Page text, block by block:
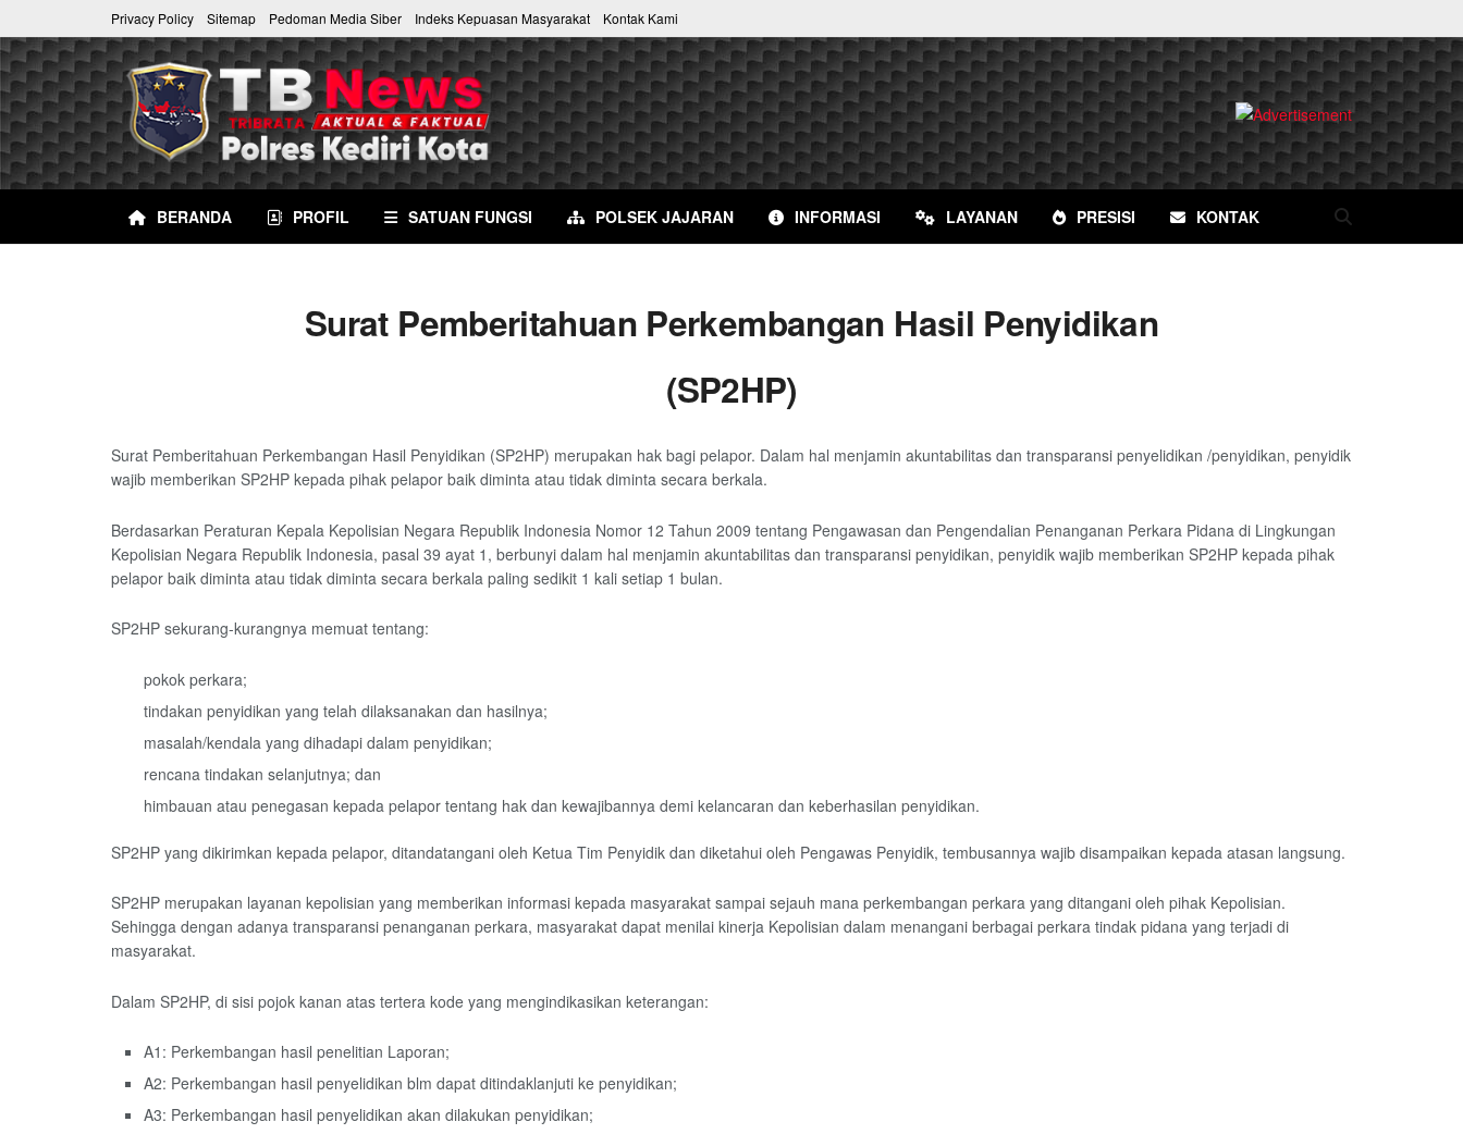
Privacy Policy Sitemap Pedoman Media Siber Indeks Kepuasan Masyarakat Kontak Kami
BERANDA PROFIL SATUAN FUNGSI POLSEK JAJARAN INFORMASI LAYANAN PRESISI KONTAK
Surat Pemberitahuan Perkembangan Hasil Penyidikan
(SP2HP)
Surat Pemberitahuan Perkembangan Hasil Penyidikan (SP2HP) merupakan hak bagi pelapor. Dalam hal menjamin akuntabilitas dan transparansi penyelidikan /penyidikan, penyidik
wajib memberikan SP2HP kepada pihak pelapor baik diminta atau tidak diminta secara berkala.
Berdasarkan Peraturan Kepala Kepolisian Negara Republik Indonesia Nomor 12 Tahun 2009 tentang Pengawasan dan Pengendalian Penanganan Perkara Pidana di Lingkungan
Kepolisian Negara Republik Indonesia, pasal 39 ayat 1, berbunyi dalam hal menjamin akuntabilitas dan transparansi penyidikan, penyidik wajib memberikan SP2HP kepada pihak
pelapor baik diminta atau tidak diminta secara berkala paling sedikit 1 kali setiap 1 bulan.
SP2HP sekurang-kurangnya memuat tentang:
pokok perkara;
tindakan penyidikan yang telah dilaksanakan dan hasilnya;
masalah/kendala yang dihadapi dalam penyidikan;
rencana tindakan selanjutnya; dan
himbauan atau penegasan kepada pelapor tentang hak dan kewajibannya demi kelancaran dan keberhasilan penyidikan.
SP2HP yang dikirimkan kepada pelapor, ditandatangani oleh Ketua Tim Penyidik dan diketahui oleh Pengawas Penyidik, tembusannya wajib disampaikan kepada atasan langsung.
SP2HP merupakan layanan kepolisian yang memberikan informasi kepada masyarakat sampai sejauh mana perkembangan perkara yang ditangani oleh pihak Kepolisian.
Sehingga dengan adanya transparansi penanganan perkara, masyarakat dapat menilai kinerja Kepolisian dalam menangani berbagai perkara tindak pidana yang terjadi di
masyarakat.
Dalam SP2HP, di sisi pojok kanan atas tertera kode yang mengindikasikan keterangan:
A1: Perkembangan hasil penelitian Laporan;
A2: Perkembangan hasil penyelidikan blm dapat ditindaklanjuti ke penyidikan;
A3: Perkembangan hasil penyelidikan akan dilakukan penyidikan;